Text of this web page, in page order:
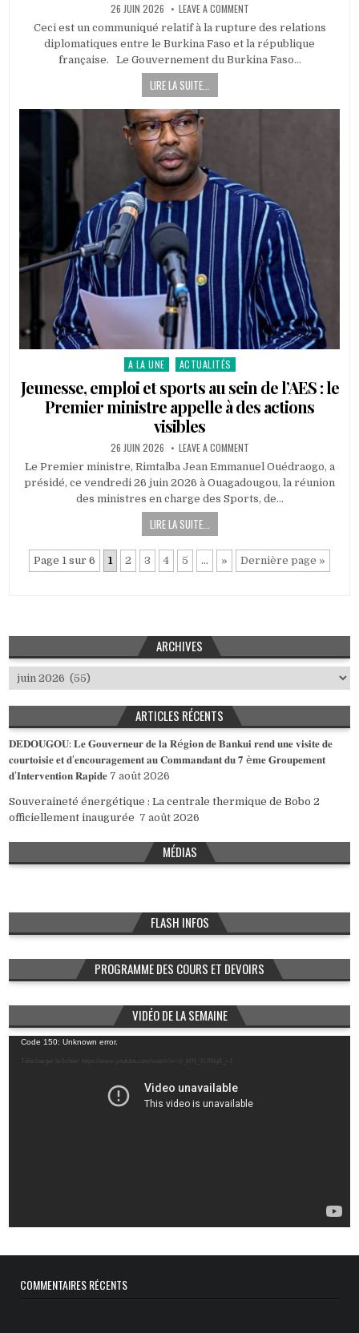
PUBLISHED
DATE:
26 JUIN 2026 LEAVE A COMMENTON
BURKINA
FASO
ROMPT
SES
RELATIONS
Ceci est un communiqué relatif à la rupture des relations
diplomatiques entre le Burkina Faso et la république
française. Le Gouvernement du Burkina Faso…
LIRE LA SUITE...
Posted
in
A LA UNE ACTUALITÉS
Jeunesse, emploi et sports au sein de l’AES : le
Premier ministre appelle à des actions
visibles
PUBLISHED
DATE:
26 JUIN 2026 LEAVE A COMMENTON
EMPLOI
SPORTS
AU
SEIN
PREMIER
MINISTRE
APPELLE
Le Premier ministre, Rimtalba Jean Emmanuel Ouédraogo, a
présidé, ce vendredi 26 juin 2026 à Ouagadougou, la réunion
des ministres en charge des Sports, de…
LIRE LA SUITE...
Page 1 sur 6 1 2 3 4 5 … » Dernière page »
ARCHIVES
Archives
ARTICLES RÉCENTS
𝐃𝐄𝐃𝐎𝐔𝐆𝐎𝐔: 𝐋𝐞 𝐆𝐨𝐮𝐯𝐞𝐫𝐧𝐞𝐮𝐫 𝐝𝐞 𝐥𝐚 𝐑é𝐠𝐢𝐨𝐧 𝐝𝐞 𝐁𝐚𝐧𝐤𝐮𝐢 𝐫𝐞𝐧𝐝 𝐮𝐧𝐞 𝐯𝐢𝐬𝐢𝐭𝐞 𝐝𝐞
𝐜𝐨𝐮𝐫𝐭𝐨𝐢𝐬𝐢𝐞 𝐞𝐭 𝐝’𝐞𝐧𝐜𝐨𝐮𝐫𝐚𝐠𝐞𝐦𝐞𝐧𝐭 𝐚𝐮 𝐂𝐨𝐦𝐦𝐚𝐧𝐝𝐚𝐧𝐭 𝐝𝐮 𝟕 è𝐦𝐞 𝐆𝐫𝐨𝐮𝐩𝐞𝐦𝐞𝐧𝐭
𝐝’𝐈𝐧𝐭𝐞𝐫𝐯𝐞𝐧𝐭𝐢𝐨𝐧 𝐑𝐚𝐩𝐢𝐝𝐞 7 août 2026
Souveraineté énergétique : La centrale thermique de Bobo 2
officiellement inaugurée 7 août 2026
MÉDIAS
FLASH INFOS
PROGRAMME DES COURS ET DEVOIRS
VIDÉO DE LA SEMAINE
Lecteur
vidéo
Code 150: Unknown error.
Télécharger le fichier: https://www.youtube.com/watch?v=U_MN_YL99Ig&_=1
COMMENTAIRES RÉCENTS